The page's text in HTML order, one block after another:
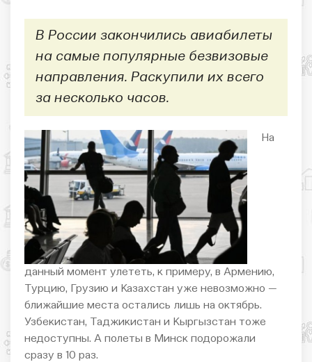
В России закончились авиабилеты
на самые популярные безвизовые
направления. Раскупили их всего
за несколько часов.
На
данный момент улететь, к примеру, в Армению,
Турцию, Грузию и Казахстан уже невозможно —
ближайшие места остались лишь на октябрь.
Узбекистан, Таджикистан и Кыргызстан тоже
недоступны. А полеты в Минск подорожали
сразу в 10 раз.